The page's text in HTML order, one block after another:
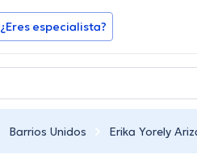
¿Eres especialista?
Barrios Unidos Erika Yorely